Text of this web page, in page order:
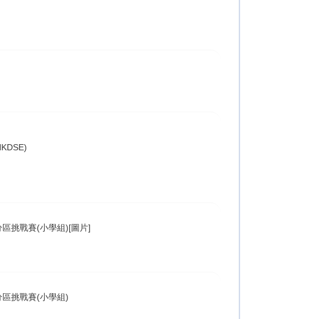
挑戰賽(小學組)[圖片]
挑戰賽(小學組)